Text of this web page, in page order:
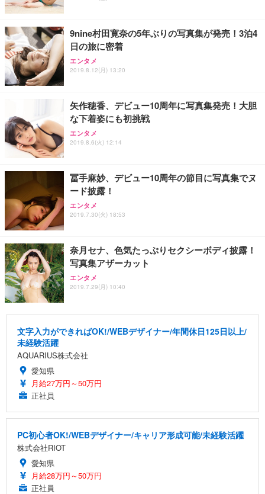
9nine村田寛奈の5年ぶりの写真集が発売！3泊4
日の旅に密着
エンタメ
2019.8.12(月) 13:20
矢作穂香、デビュー10周年に写真集発売！大胆
な下着姿にも初挑戦
エンタメ
2019.8.6(火) 12:14
冨手麻妙、デビュー10周年の節目に写真集でヌ
ード披露！
エンタメ
2019.7.30(火) 18:53
奈月セナ、色気たっぷりセクシーボディ披露！
写真集アザーカット
エンタメ
2019.7.29(月) 10:40
文字入力ができればOK!/WEBデザイナー/年間休日125日以上/
未経験活躍
AQUARIUS株式会社
愛知県
月給27万円～50万円
正社員
PC初心者OK!/WEBデザイナー/キャリア形成可能/未経験活躍
株式会社RIOT
愛知県
月給28万円～50万円
正社員